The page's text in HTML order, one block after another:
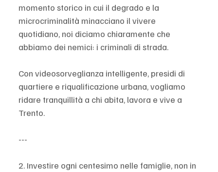
momento storico in cui il degrado e la
microcriminalità minacciano il vivere
quotidiano, noi diciamo chiaramente che
abbiamo dei nemici: i criminali di strada.
Con videosorveglianza intelligente, presidi di
quartiere e riqualificazione urbana, vogliamo
ridare tranquillità a chi abita, lavora e vive a
Trento.
---
2. Investire ogni centesimo nelle famiglie, non in